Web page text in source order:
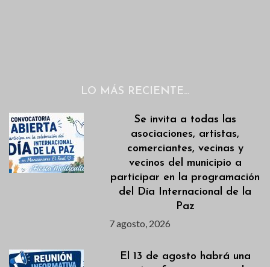
LO MÁS RECIENTE…
Se invita a todas las
asociaciones, artistas,
comerciantes, vecinas y
vecinos del municipio a
participar en la programación
del Día Internacional de la
Paz
7 agosto, 2026
El 13 de agosto habrá una